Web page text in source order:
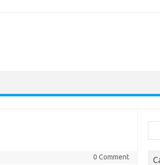
0 Comment